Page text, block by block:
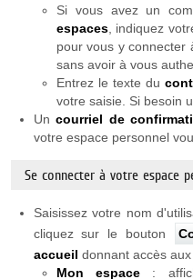
Si vous avez un
espaces, indiquez
pour vous y connecter
sans avoir à vous
Entrez le texte du
votre saisie. Si besoin
Uncourriel de
votre espace personnel
Se connecter à votre espace
Saisissez votre nom
cliquez sur le bouton
accueil donnant accès
Mon espace :